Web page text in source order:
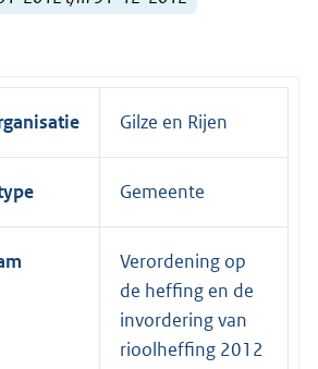
Gilze en Rijen
Gemeente
Verordening op
de heffing en de
invordering van
rioolheffing 2012